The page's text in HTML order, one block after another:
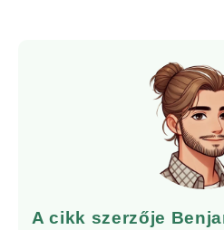
A cikk szerzője